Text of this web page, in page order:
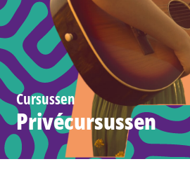
Cursussen
Privécursussen